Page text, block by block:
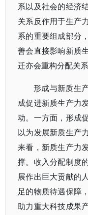
系以及社会的经济
关系反作用于生产
系的重要组成部分
善会直接影响新质
迁亦会重构分配关
形成与新质生
成促进新质生产力
动。一方面，形成
以为发展新质生产
来看，新质生产力
撑。收入分配制度
展作出巨大贡献的
足的物质待遇保障
助力重大科技成果